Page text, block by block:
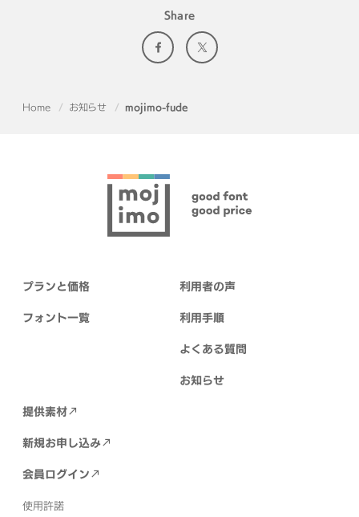
Share
Home お知らせ mojimo-fude
プランと価格
フォント一覧
利用者の声
利用手順
よくある質問
お知らせ
提供素材
新規お申し込み
会員ログイン
使用許諾